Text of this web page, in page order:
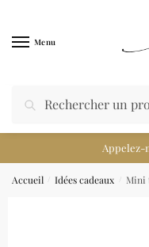
Menu
Appelez-
Accueil Idées cadeaux Mini